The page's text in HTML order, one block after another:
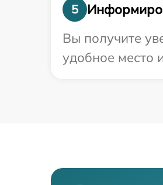
5
Вы получите
удобное место